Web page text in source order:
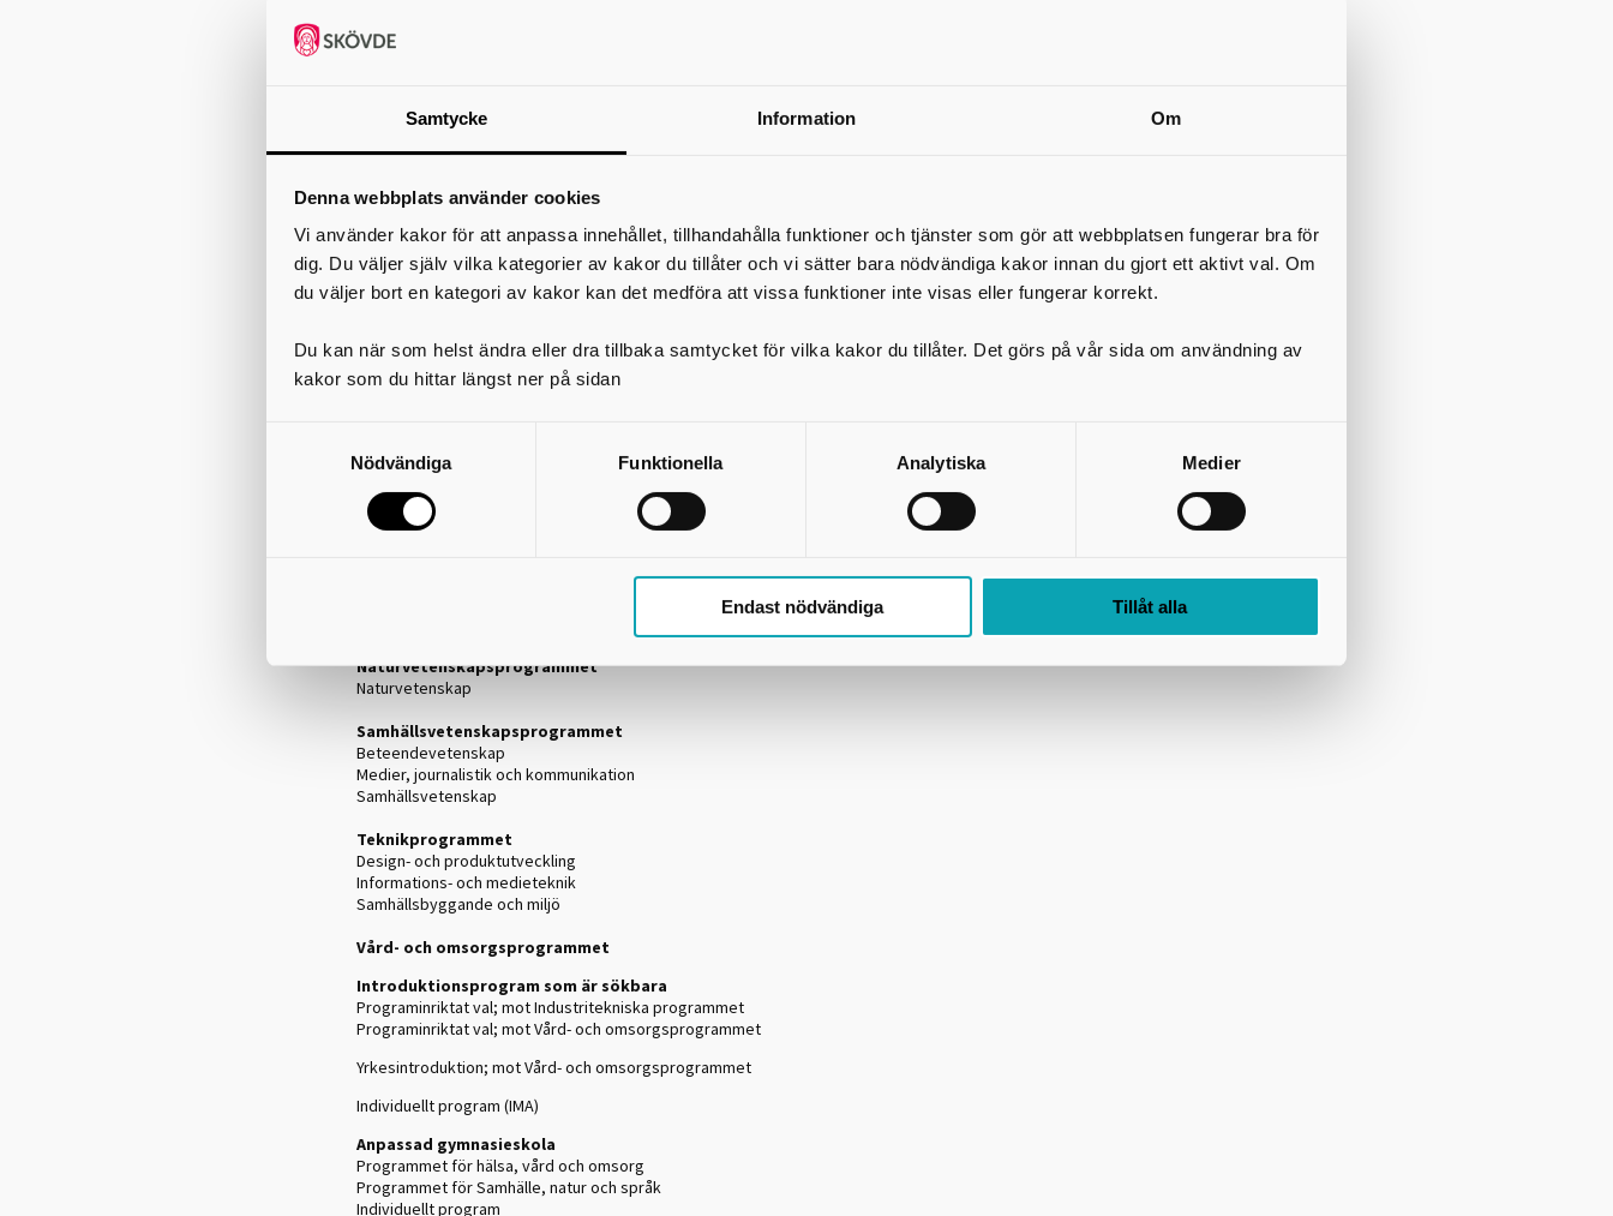
Samtycke Information Om
Denna webbplats använder cookies
Vi använder kakor för att anpassa innehållet, tillhandahålla funktioner och tjänster som gör att webbplatsen fungerar bra för
dig. Du väljer själv vilka kategorier av kakor du tillåter och vi sätter bara nödvändiga kakor innan du gjort ett aktivt val. Om
du väljer bort en kategori av kakor kan det medföra att vissa funktioner inte visas eller fungerar korrekt.
Du kan när som helst ändra eller dra tillbaka samtycket för vilka kakor du tillåter. Det görs på vår sida om användning av
kakor som du hittar längst ner på sidan
Nödvändiga Funktionella Analytiska Medier
Endast nödvändiga Tillåt alla
Fritid och hälsa
Pedagogiskt och socialt arbete
Bygg- och anläggningsprogrammet
Husbyggnad
Ekonomiprogrammet
Ekonomi
Juridik
El- och energiprogrammet
Automationsteknik
Elteknik
Personbil
Försäljnings- och serviceprogrammet
Produkt- och maskinteknik – träteknik (Kinnarps)
Naturvetenskapsprogrammet
Naturvetenskap
Samhällsvetenskapsprogrammet
Beteendevetenskap
Medier, journalistik och kommunikation
Samhällsvetenskap
Teknikprogrammet
Design- och produktutveckling
Informations- och medieteknik
Samhällsbyggande och miljö
Vård- och omsorgsprogrammet
Introduktionsprogram som är sökbara
Programinriktat val; mot Industritekniska programmet
Programinriktat val; mot Vård- och omsorgsprogrammet
Yrkesintroduktion; mot Vård- och omsorgsprogrammet
Individuellt program (IMA)
Anpassad gymnasieskola
Programmet för hälsa, vård och omsorg
Programmet för Samhälle, natur och språk
Individuellt program